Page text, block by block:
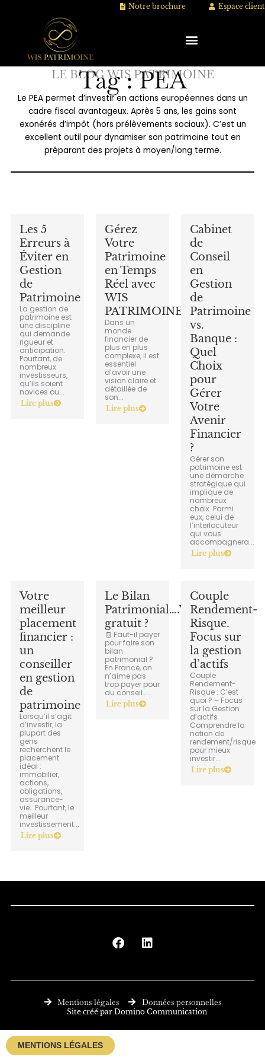
Notre brochure Espace client
LE BLOG WIS PATRIMOINE
Tag : PEA
Le PEA permet d’investir en actions européennes dans un
cadre fiscal avantageux. Après 5 ans, les gains sont
exonérés d’impôt (hors prélèvements sociaux). C’est un
excellent outil pour dynamiser son patrimoine tout en
préparant des projets à moyen/long terme.
Les 5
Erreurs à
Éviter en
Gestion
de
Patrimoine
La gestion de
patrimoine est
une discipline
qui demande
rigueur et
anticipation.
Pourtant, de
nombreux
investisseurs,
qu’ils soient
novices ou...
Lire plus
Gérez
Votre
Patrimoine
en Temps
Réel avec
WIS
PATRIMOINE
Dans un
monde
financier de
plus en plus
complexe, il est
essentiel
d’avoir une
vision claire et
détaillée de
son...
Lire plus
Cabinet
de
Conseil
en
Gestion
de
Patrimoine
vs.
Banque :
Quel
Choix
pour
Gérer
Votre
Avenir
Financier
?
Gérer son
patrimoine est
une démarche
stratégique qui
implique de
nombreux
choix. Parmi
eux, celui de
l’interlocuteur
qui vous
accompagnera...
Lire plus
Votre
meilleur
placement
financier :
un
conseiller
en gestion
de
patrimoine
Lorsqu’il s’agit
d’investir, la
plupart des
gens
recherchent le
placement
idéal :
immobilier,
actions,
obligations,
assurance-
vie… Pourtant, le
meilleur
investissement...
Lire plus
Le Bilan
Patrimonial….Vraiment
gratuit ?
🧾 Faut-il payer
pour faire son
bilan
patrimonial ?
En France, on
n’aime pas
trop payer pour
du conseil…...
Lire plus
Couple
Rendement-
Risque.
Focus sur
la gestion
d’actifs
Couple
Rendement-
Risque : C’est
quoi ? – Focus
sur la Gestion
d’actifs
Comprendre la
notion de
rendement/risque
pour mieux
investir...
Lire plus
a
b
o
k
i
e
i
n
Mentions légales Données personnelles
Site créé par Domino Communication
MENTIONS LÉGALES